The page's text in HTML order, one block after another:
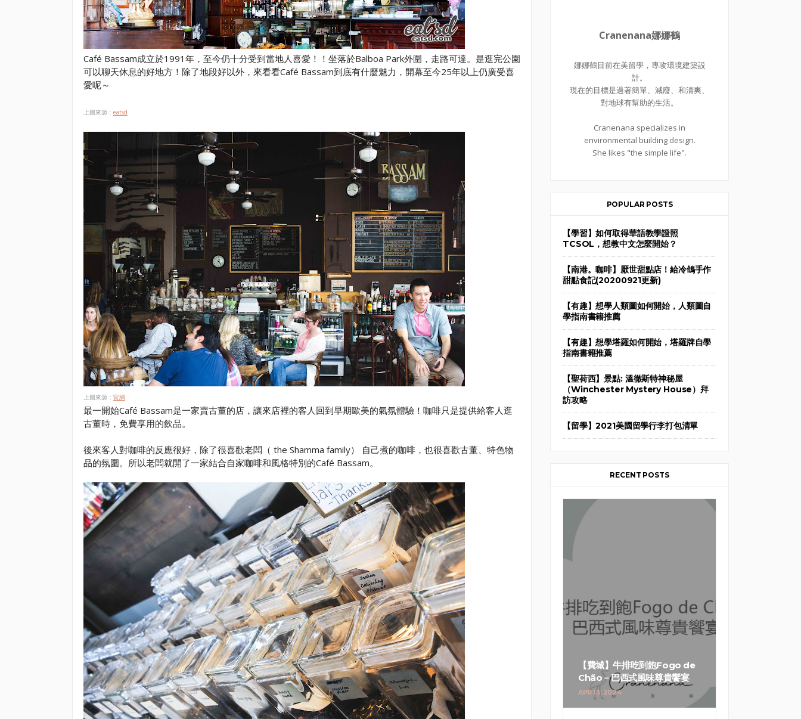
Café Bassam成立於1991年，至今仍十分受到當地人喜愛！！坐落於Balboa Park外圍，走路可達。是逛完公園
可以聊天休息的好地方！除了地段好以外，來看看Café Bassam到底有什麼魅力，開幕至今25年以上仍廣受喜
愛呢～
上圖來源： eatsd
上圖來源： 官網
最一開始Café Bassam是一家賣古董的店，讓來店裡的客人回到早期歐美的氣氛體驗！咖啡只是提供給客人逛
古董時，免費享用的飲品。
後來客人對咖啡的反應很好，除了很喜歡老闆（ the Shamma family） 自己煮的咖啡，也很喜歡古董、特色物
品的氛圍。所以老闆就開了一家結合自家咖啡和風格特別的Café Bassam。
Cranenana娜娜鶴
娜娜鶴目前在美留學，專攻環境建築設
計。
現在的目標是過著簡單、減廢、和清爽、
對地球有幫助的生活。
Cranenana specializes in
environmental building design.
She likes "the simple life".
POPULAR POSTS
【學習】如何取得華語教學證照
TCSOL，想教中文怎麼開始？
【南港。咖啡】厭世甜點店！給冷鴿手作
甜點食記(20200921更新)
【有趣】想學人類圖如何開始，人類圖自
學指南書籍推薦
【有趣】想學塔羅如何開始，塔羅牌自學
指南書籍推薦
【聖荷西】景點: 溫徹斯特神秘屋
（Winchester Mystery House）拜
訪攻略
【留學】2021美國留學行李打包清單
RECENT POSTS
【費城】牛排吃到飽Fogo de
Chão－巴西式風味尊貴饗宴
APR 13, 2024